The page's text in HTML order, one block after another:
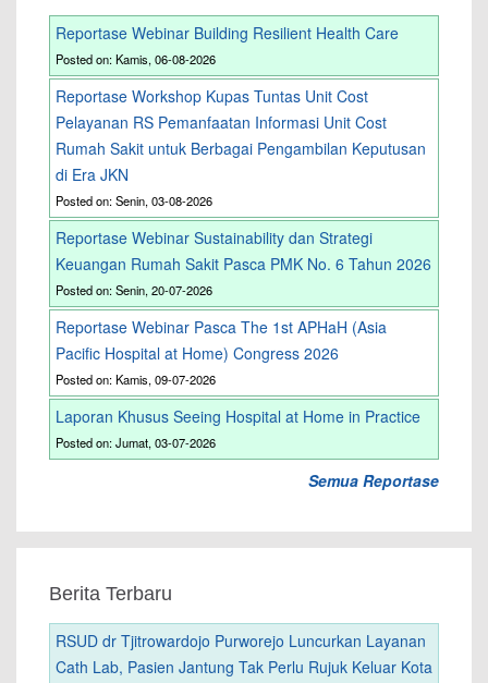
Reportase Webinar Building Resilient Health Care
Posted on: Kamis, 06-08-2026
Reportase Workshop Kupas Tuntas Unit Cost
Pelayanan RS Pemanfaatan Informasi Unit Cost
Rumah Sakit untuk Berbagai Pengambilan Keputusan
di Era JKN
Posted on: Senin, 03-08-2026
Reportase Webinar Sustainability dan Strategi
Keuangan Rumah Sakit Pasca PMK No. 6 Tahun 2026
Posted on: Senin, 20-07-2026
Reportase Webinar Pasca The 1st APHaH (Asia
Pacific Hospital at Home) Congress 2026
Posted on: Kamis, 09-07-2026
Laporan Khusus Seeing Hospital at Home in Practice
Posted on: Jumat, 03-07-2026
Semua Reportase
Berita Terbaru
RSUD dr Tjitrowardojo Purworejo Luncurkan Layanan
Cath Lab, Pasien Jantung Tak Perlu Rujuk Keluar Kota